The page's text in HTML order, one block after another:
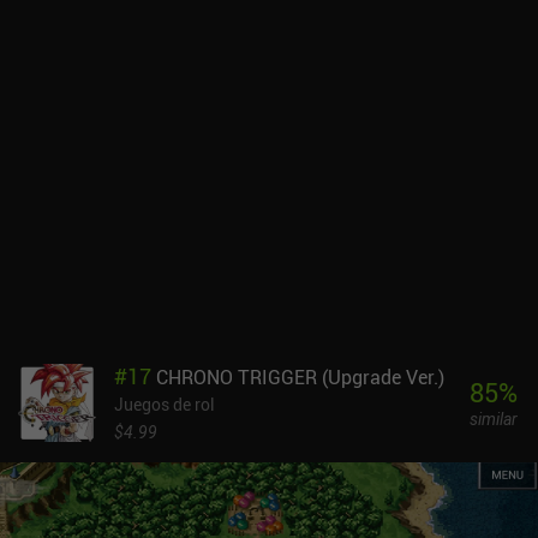
#17 CHRONO TRIGGER (Upgrade Ver.)
Juegos de rol
$4.99
85%
similar